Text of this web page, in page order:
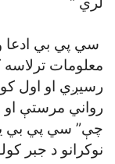
سي پي بي
معلومات
رسيږي او اول
رواني مرستې او
چې” سي پي بي